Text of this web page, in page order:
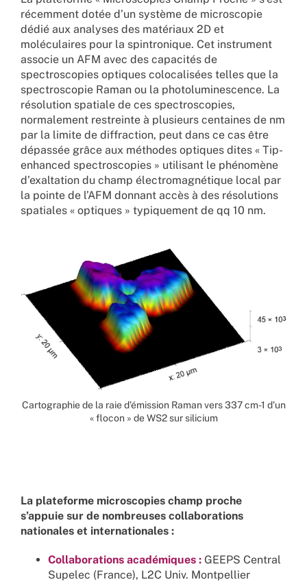
récemment dotée d’un système de microscopie
dédié aux analyses des matériaux 2D et
moléculaires pour la spintronique. Cet instrument
associe un AFM avec des capacités de
spectroscopies optiques colocalisées telles que la
spectroscopie Raman ou la photoluminescence. La
résolution spatiale de ces spectroscopies,
normalement restreinte à plusieurs centaines de nm
par la limite de diffraction, peut dans ce cas être
dépassée grâce aux méthodes optiques dites « Tip-
enhanced spectroscopies » utilisant le phénomène
d’exaltation du champ électromagnétique local par
la pointe de l’AFM donnant accès à des résolutions
spatiales « optiques » typiquement de qq 10 nm.
Cartographie de la raie d’émission Raman vers 337 cm-1 d’un
« flocon » de WS2 sur silicium
La plateforme microscopies champ proche
s’appuie sur de nombreuses collaborations
nationales et internationales :
Collaborations académiques :GEEPS Central
Supelec (France), L2C Univ. Montpellier